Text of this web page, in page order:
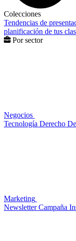
Colecciones
Tendencias de
planificación de tus
Por sector
Negocios
Tecnología Derecho
Marketing
Newsletter Campaña